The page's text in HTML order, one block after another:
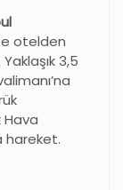
otelden
3,5
Hava
hareket.